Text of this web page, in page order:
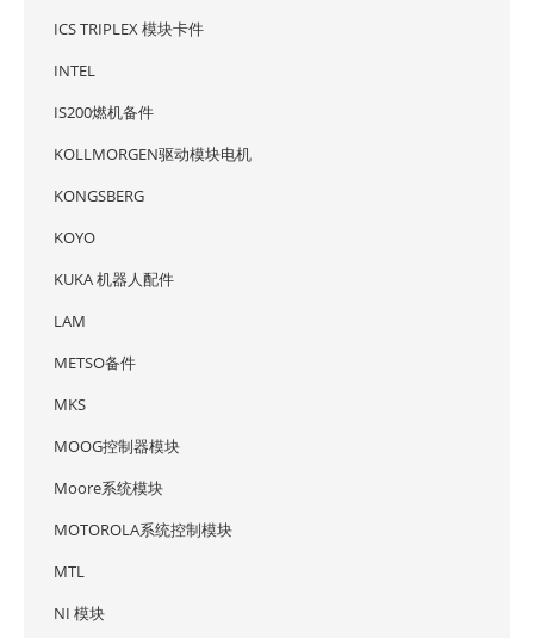
ICS TRIPLEX 模块卡件
INTEL
IS200燃机备件
KOLLMORGEN驱动模块电机
KONGSBERG
KOYO
KUKA 机器人配件
LAM
METSO备件
MKS
MOOG控制器模块
Moore系统模块
MOTOROLA系统控制模块
MTL
NI 模块